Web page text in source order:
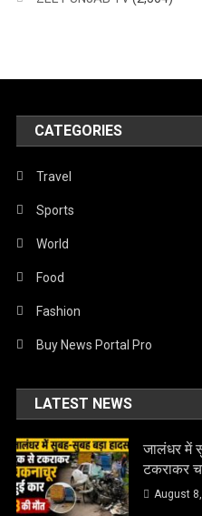
CATEGORIES
Travel
Sports
World
Food
Fashion
Buy News Portal Pro
LATEST NEWS
जालंधर में
टकराकर
August